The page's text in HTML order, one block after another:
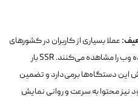
عملا بسیاری از کاربران در کشورهای
در حال توسعه یا با دستگاه‌های میان‌رده وب را مشاهده می‌کنند. SSR بار
این دستگاه‌ها برمی‌دارد و تضمین
محتوا به سرعت و روانی نمایش